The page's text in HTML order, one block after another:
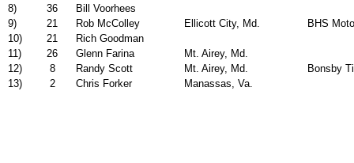
8)
36
Bill Voorhees
9)
21 Rob McColley Ellicott City, Md.
BHS
10)
21
Rich Goodman
11)
26 Glenn Farina
Mt. Airey, Md.
12)
8 Randy Scott Mt. Airey, Md.
Bonsby
13)
2 Chris Forker Manassas, Va.